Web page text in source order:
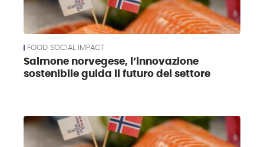
FOOD SOCIAL IMPACT
Salmone norvegese, l’innovazione
sostenibile guida il futuro del settore